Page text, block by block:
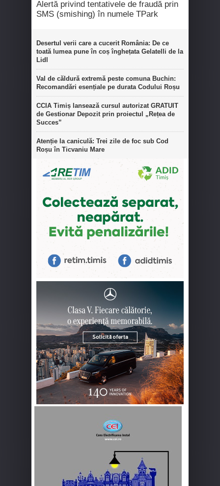
Alertă privind tentativele de fraudă prin
SMS (smishing) în numele TPark
Desertul verii care a cucerit România: De ce
toată lumea pune în coș înghețata Gelatelli de la
Lidl
Val de căldură extremă peste comuna Buchin:
Recomandări esențiale pe durata Codului Roșu
CCIA Timiș lansează cursul autorizat GRATUIT
de Gestionar Depozit prin proiectul „Rețea de
Succes”
Atenție la caniculă: Trei zile de foc sub Cod
Roșu în Ticvaniu Mare